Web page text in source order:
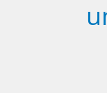
Ser fluente